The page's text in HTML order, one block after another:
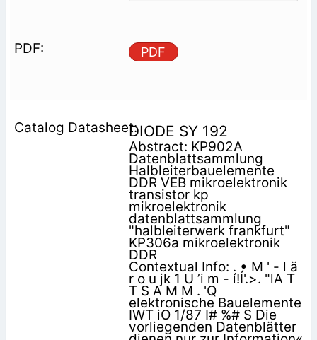
PDF
DIODE SY 192
Abstract: KP902A
Datenblattsammlung
Halbleiterbauelemente
DDR VEB mikroelektronik
transistor kp
mikroelektronik
datenblattsammlung
"halbleiterwerk frankfurt"
KP306a mikroelektronik
DDR
Contextual Info: . • M ' - l ä
r o u jk 1 U ’i m - í!Í'.>. "lA T
T S A M M . 'Q
elektronische Bauelemente
IWT iO 1/87 I# %# S Die
vorliegenden Datenblätter